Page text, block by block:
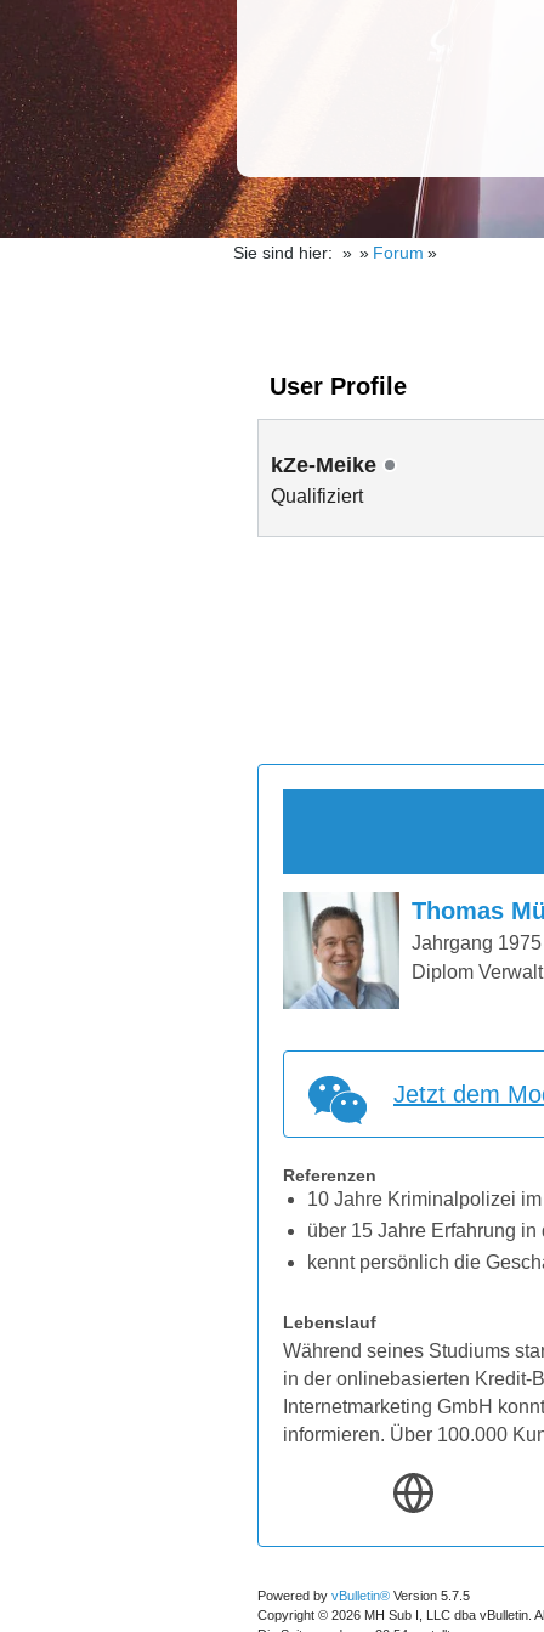
Sie sind hier: Forum
User Profile
kZe-Meike
Qualifiziert
Thomas
Jahrgang 1975
Diplom
Jetzt dem
Referenzen
10 Jahre Kriminalpolizei
über 15 Jahre Erfahrung
kennt persönlich die
Lebenslauf
Während seines Studiums
in der onlinebasierten Kredit-
Internetmarketing GmbH
informieren. Über 100.000
Powered by vBulletin® Version 5.7.5
Copyright © 2026 MH Sub I, LLC dba vBulletin.